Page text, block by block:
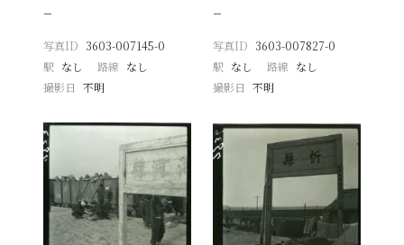
−
写真ID 3603-007145-0
駅 なし 路線 なし
撮影日
不明
−
写真ID 3603-007827-0
駅 なし 路線 なし
撮影日 不明